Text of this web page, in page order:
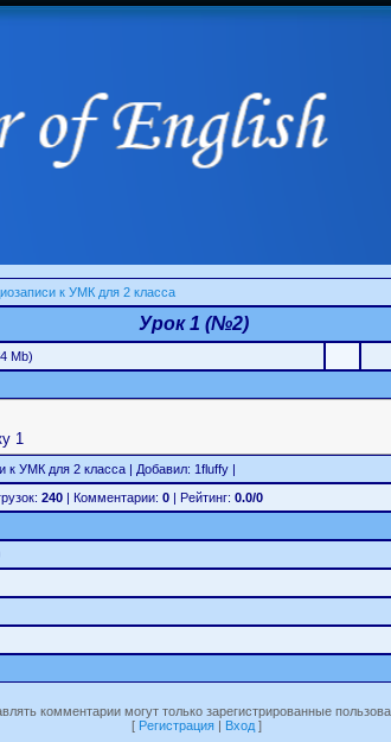
к УМК для 2 класса
Урок 1 (№2)
Mb)
1
к УМК для 2 класса | Добавил: 1fluffy |
240 | Комментарии: 0 | Рейтинг: 0.0/0
комментарии могут только зарегистрированные
[ Регистрация | Вход ]